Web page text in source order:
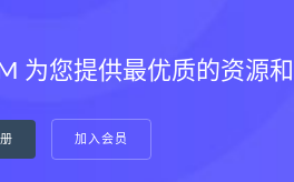
为您提供最优质的资源
加入会员